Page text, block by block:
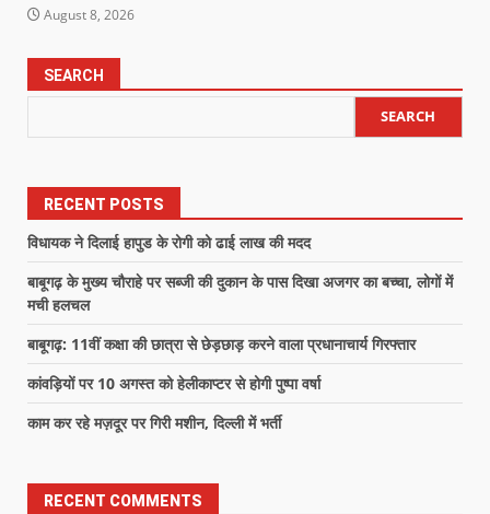
August 8, 2026
SEARCH
SEARCH
RECENT POSTS
विधायक ने दिलाई हापुड के रोगी को ढाई लाख की मदद
बाबूगढ़ के मुख्य चौराहे पर सब्जी की दुकान के पास दिखा अजगर का बच्चा, लोगों में
मची हलचल
बाबूगढ़: 11वीं कक्षा की छात्रा से छेड़छाड़ करने वाला प्रधानाचार्य गिरफ्तार
कांवड़ियों पर 10 अगस्त को हेलीकाप्टर से होगी पुष्पा वर्षा
काम कर रहे मज़दूर पर गिरी मशीन, दिल्ली में भर्ती
RECENT COMMENTS